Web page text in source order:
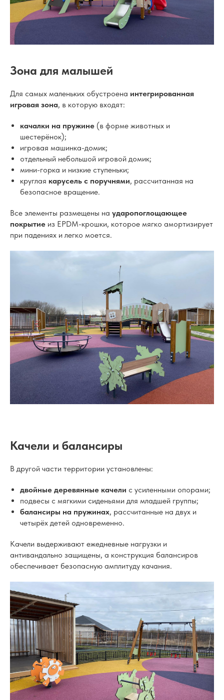
Зона для малышей
Для самых маленьких обустроена интегрированная
игровая зона, в которую входят:
качалки на пружине (в форме животных и
шестерёнок);
игровая машинка-домик;
отдельный небольшой игровой домик;
мини-горка и низкие ступеньки;
круглая карусель с поручнями, рассчитанная на
безопасное вращение.
Все элементы размещены на ударопоглощающее
покрытие из EPDM-крошки, которое мягко амортизирует
при падениях и легко моется.
Качели и балансиры
В другой части территории установлены:
двойные деревянные качели с усиленными опорами;
подвесы с мягкими сиденьями для младшей группы;
балансиры на пружинах, рассчитанные на двух и
четырёх детей одновременно.
Качели выдерживают ежедневные нагрузки и
антивандально защищены, а конструкция балансиров
обеспечивает безопасную амплитуду качания.